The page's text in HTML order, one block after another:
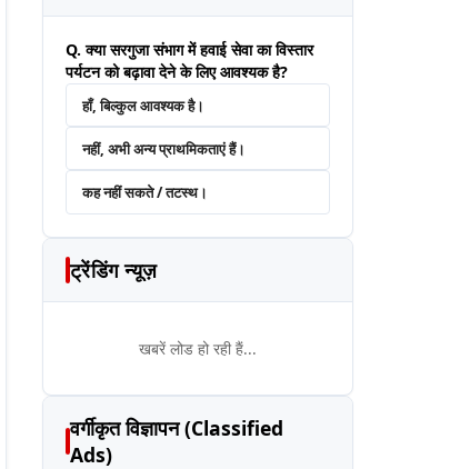
Q. क्या सरगुजा संभाग में हवाई सेवा का विस्तार
पर्यटन को बढ़ावा देने के लिए आवश्यक है?
हाँ, बिल्कुल आवश्यक है।
नहीं, अभी अन्य प्राथमिकताएं हैं।
कह नहीं सकते / तटस्थ।
ट्रेंडिंग न्यूज़
खबरें लोड हो रही हैं...
वर्गीकृत विज्ञापन (Classified
Ads)